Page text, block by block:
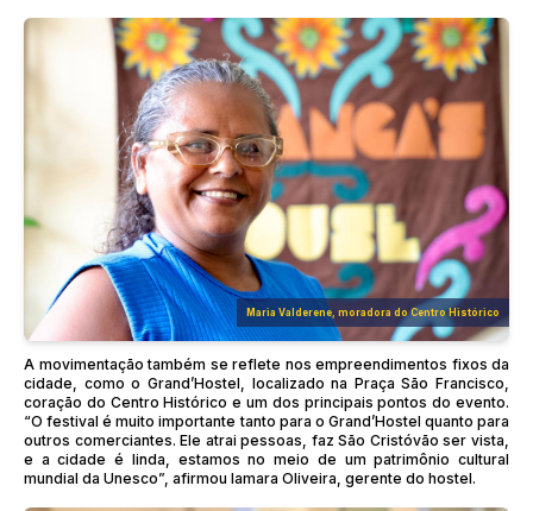
Maria Valderene, moradora do Centro Histórico
A movimentação também se reflete nos empreendimentos fixos da
cidade, como o Grand’Hostel, localizado na Praça São Francisco,
coração do Centro Histórico e um dos principais pontos do evento.
“O festival é muito importante tanto para o Grand’Hostel quanto para
outros comerciantes. Ele atrai pessoas, faz São Cristóvão ser vista,
e a cidade é linda, estamos no meio de um patrimônio cultural
mundial da Unesco”, afirmou Iamara Oliveira, gerente do hostel.